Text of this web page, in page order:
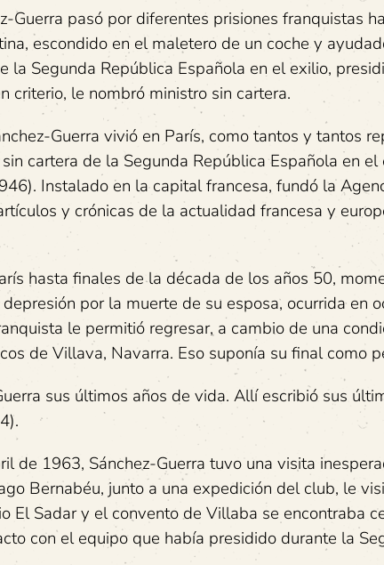
Guerra pasó por diferentes prisiones franquistas
escondido en el maletero de un coche y
la Segunda República Española en el exilio,
criterio, le nombró ministro sin cartera.
Guerra vivió en París, como tantos y tantos
cartera de la Segunda República Española en
Instalado en la capital francesa, fundó la
y crónicas de la actualidad francesa y
hasta finales de la década de los años 50,
por la muerte de su esposa, ocurrida en
le permitió regresar, a cambio de una
de Villava, Navarra. Eso suponía su final como
sus últimos años de vida. Allí escribió sus
de 1963, Sánchez-Guerra tuvo una visita
Bernabéu, junto a una expedición del club, le
El Sadar y el convento de Villaba se encontraba
con el equipo que había presidido durante la